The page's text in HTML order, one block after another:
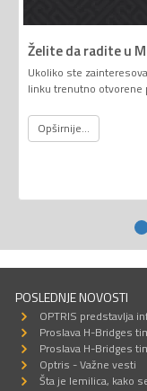
Želite da radite u
Ukoliko ste
linku trenutno otvorene
Opširnije...
POSLEDNJE NOVOSTI
OPTRIS predstavlja
Proslava H-Bridges
Proslava H-Bridges
Optris - Važne vesti
Šta je lemilica, kako